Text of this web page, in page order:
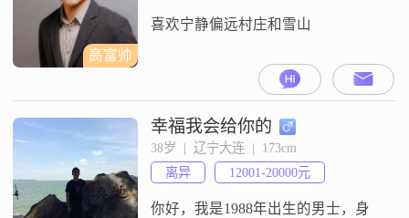
高富帅
喜欢宁静偏远村庄和雪山
幸福我会给你的
38岁  |  辽宁大连  |  173cm
离异
12001-20000元
你好，我是1988年出生的男士，身